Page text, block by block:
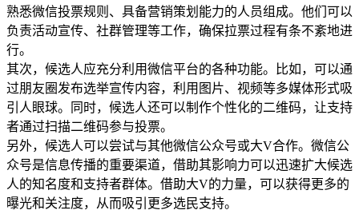
熟悉微信投票规则、具备营销策划能力的人员组成。他们可以
负责活动宣传、社群管理等工作，确保拉票过程有条不紊地进
行。
其次，候选人应充分利用微信平台的各种功能。比如，可以通
过朋友圈发布选举宣传内容，利用图片、视频等多媒体形式吸
引人眼球。同时，候选人还可以制作个性化的二维码，让支持
者通过扫描二维码参与投票。
另外，候选人可以尝试与其他微信公众号或大V合作。微信公
众号是信息传播的重要渠道，借助其影响力可以迅速扩大候选
人的知名度和支持者群体。借助大V的力量，可以获得更多的
曝光和关注度，从而吸引更多选民支持。